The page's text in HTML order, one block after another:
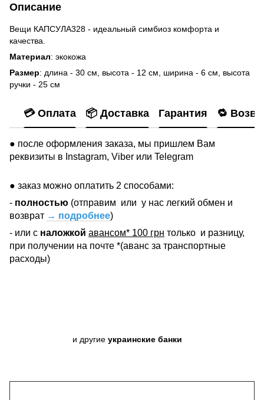
Описание
Вещи КАПСУЛА328 - идеальный симбиоз комфорта и
качества.
Материал: экокожа
Размер: длина - 30 см, высота - 12 см, ширина - 6 см, высота
ручки - 25 см
💳 Оплата 📦 Доставка Гарантия 🔁
● после оформления заказа, мы пришлем Вам
реквизиты в Instagram, Viber или Telegram
● заказ можно оплатить 2 способами:
- полностью (отправим или у нас легкий обмен и
возврат → подробнее)
- или с наложкой авансом* 100 грн только и разницу,
при получении на почте *(аванс за транспортные
расходы)
и другие украинские банки